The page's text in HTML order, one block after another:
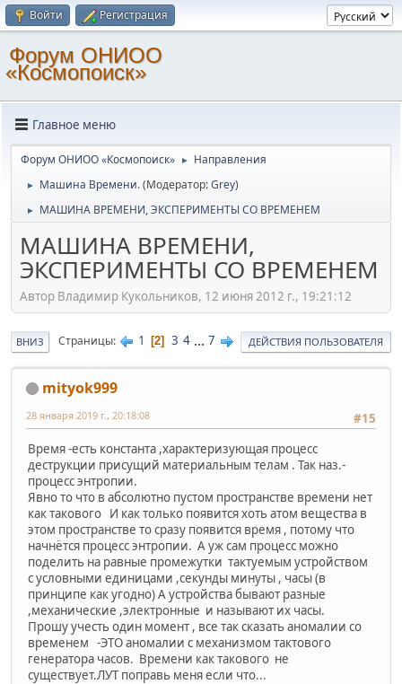
Войти Регистрация
Форум ОНИОО
«Космопоиск»
Главное меню
Форум ОНИОО «Космопоиск» ► Направления
► Машина Времени.(Модератор:Grey)
► МАШИНА ВРЕМЕНИ, ЭКСПЕРИМЕНТЫ СО ВРЕМЕНЕМ
МАШИНА ВРЕМЕНИ,
ЭКСПЕРИМЕНТЫ СО ВРЕМЕНЕМ
Автор Владимир Кукольников, 12 июня 2012 г., 19:21:12
ВНИЗ Страницы 1 2 3 4 ... 7 ДЕЙСТВИЯ ПОЛЬЗОВАТЕЛЯ
mityok999
#15
28 января 2019 г., 20:18:08
Время -есть константа ,характеризующая процесс
деструкции присущий материальным телам . Так наз.-
процесс энтропии.
Явно то что в абсолютно пустом пространстве времени нет
как такового И как только появится хоть атом вещества в
этом пространстве то сразу появится время , потому что
начнётся процесс энтропии. А уж сам процесс можно
поделить на равные промежутки тактуемым устройством
с условными единицами ,секунды минуты , часы (в
принципе как угодно) А устройства бывают разные
,механические ,электронные и называют их часы.
Прошу учесть один момент , все так сказать аномалии со
временем -ЭТО аномалии с механизмом тактового
генератора часов. Времени как такового не
существует.ЛУТ поправь меня если что...